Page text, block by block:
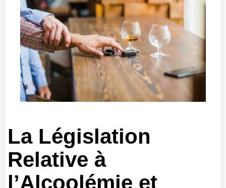
La Législation
Relative à
l’Alcoolémie et